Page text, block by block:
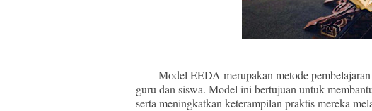
Model EEDA merupakan metode pembelajaran
guru dan siswa. Model ini bertujuan untuk
serta meningkatkan keterampilan praktis mereka